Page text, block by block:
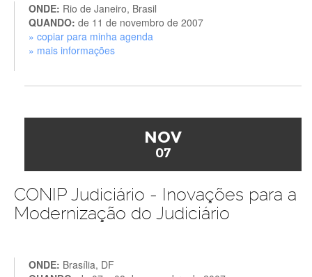
ONDE: Rio de Janeiro, Brasil
QUANDO: de 11 de novembro de 2007
» copiar para minha agenda
» mais informações
NOV
07
CONIP Judiciário - Inovações para a
Modernização do Judiciário
ONDE: Brasília, DF